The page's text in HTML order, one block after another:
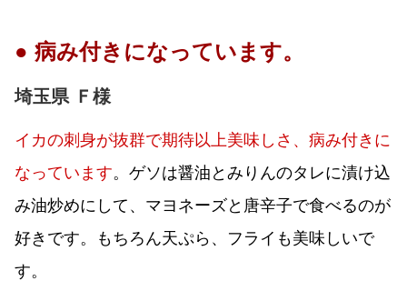
● 病み付きになっています。
埼玉県 Ｆ様
イカの刺身が抜群で期待以上美味しさ、病み付きに
なっています。ゲソは醤油とみりんのタレに漬け込
み油炒めにして、マヨネーズと唐辛子で食べるのが
好きです。もちろん天ぷら、フライも美味しいで
す。